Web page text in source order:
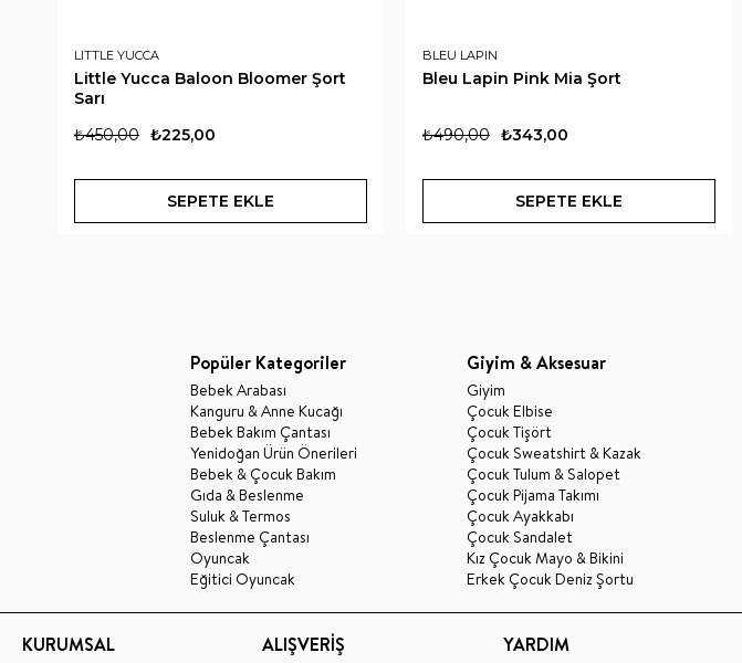
LITTLE YUCCA
Little Yucca Baloon Bloomer Şort
Sarı
₺225,00
₺450,00
SEPETE EKLE
BLEU LAPIN
Bleu Lapin Pink Mia Şort
₺343,00
₺490,00
SEPETE EKLE
Popüler Kategoriler
Bebek Arabası
Kanguru & Anne Kucağı
Bebek Bakım Çantası
Yenidoğan Ürün Önerileri
Bebek & Çocuk Bakım
Gıda & Beslenme
Suluk & Termos
Beslenme Çantası
Oyuncak
Eğitici Oyuncak
Giyim & Aksesuar
Giyim
Çocuk Elbise
Çocuk Tişört
Çocuk Sweatshirt & Kazak
Çocuk Tulum & Salopet
Çocuk Pijama Takımı
Çocuk Ayakkabı
Çocuk Sandalet
Kız Çocuk Mayo & Bikini
Erkek Çocuk Deniz Şortu
KURUMSAL ALIŞVERİŞ YARDIM